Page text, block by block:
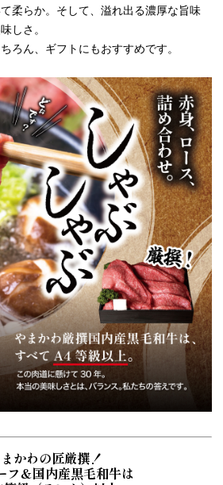
柔らか。そして、溢れ出る濃厚な旨味
しさ。
ろん、ギフトにもおすすめです。
かわの匠厳撰！
フ＆国内産黒毛和牛は